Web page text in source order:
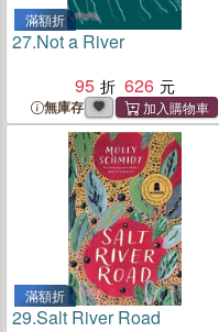
滿額折
27.Not a River
95
626
無庫存
滿額折
29.Salt River Road